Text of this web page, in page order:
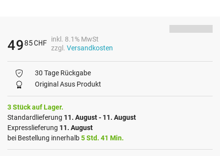
4985CHF
inkl. 8.1% MwSt
zzgl. Versandkosten
30 Tage Rückgabe
Original Asus Produkt
3 Stück auf Lager.
Standardlieferung 11. August - 11. August
Expresslieferung 11. August
bei Bestellung innerhalb5 Std. 41 Min.